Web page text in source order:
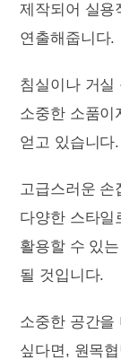
제작되어 실용
연출해줍니다.
침실이나 거실
소중한 소품이
얻고 있습니다.
고급스러운 손
다양한 스타일
활용할 수 있
될 것입니다.
소중한 공간을
싶다면, 원목